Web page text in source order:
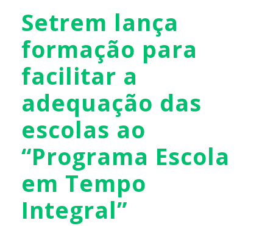
Setrem lança
formação para
facilitar a
adequação das
escolas ao
“Programa Escola
em Tempo
Integral”